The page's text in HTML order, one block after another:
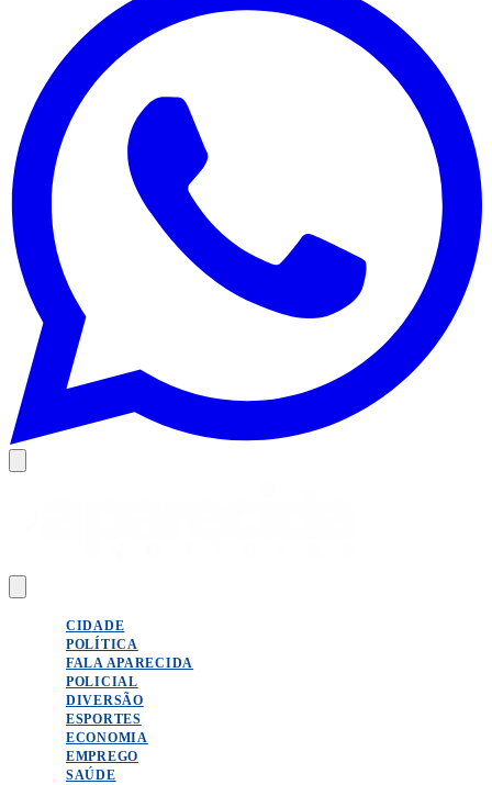
CIDADE
POLÍTICA
FALA APARECIDA
POLICIAL
DIVERSÃO
ESPORTES
ECONOMIA
EMPREGO
SAÚDE